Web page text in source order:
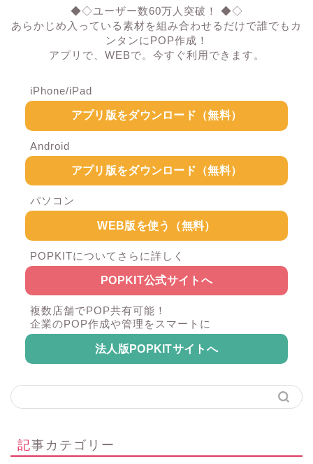
◆◇ユーザー数60万人突破！ ◆◇
あらかじめ入っている素材を組み合わせるだけで誰でもカ
ンタンにPOP作成！
アプリで、WEBで。今すぐ利用できます。
iPhone/iPad
アプリ版をダウンロード（無料）
Android
アプリ版をダウンロード（無料）
パソコン
WEB版を使う（無料）
POPKITについてさらに詳しく
POPKIT公式サイトへ
複数店舗でPOP共有可能！
企業のPOP作成や管理をスマートに
法人版POPKITサイトへ
記事カテゴリー